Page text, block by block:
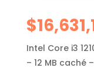
$
Intel Core i3
– 12 MB caché